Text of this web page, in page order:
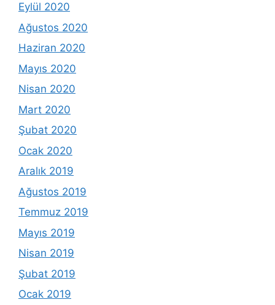
Eylül 2020
Ağustos 2020
Haziran 2020
Mayıs 2020
Nisan 2020
Mart 2020
Şubat 2020
Ocak 2020
Aralık 2019
Ağustos 2019
Temmuz 2019
Mayıs 2019
Nisan 2019
Şubat 2019
Ocak 2019